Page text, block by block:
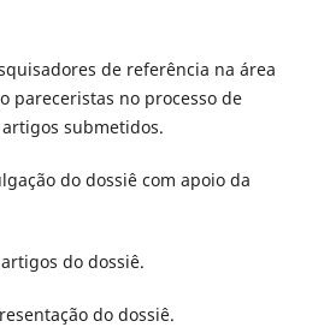
de referência na área
pareceristas no processo de
submetidos.
do dossiê com apoio da
do dossiê.
do dossiê.